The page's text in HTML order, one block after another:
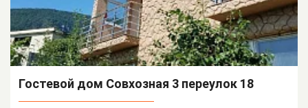
Гостевой дом Совхозная 3 переулок 18